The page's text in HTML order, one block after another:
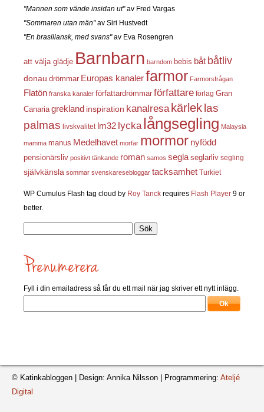
"Mannen som vände insidan ut"av Fred Vargas
"Sommaren utan män"av Siri Hustvedt
"En brasiliansk, med svans"av Eva Rosengren
att välja glädje Barnbarn barndom bebis båt båtliv
donau drömmar Europas kanalerfarmor Farmorsfrågan
Flatön franska kanaler författardrömmar författare förlag Gran
Canaria grekland inspiration kanalresa kärlek las
palmas livskvalitet lm32 lycka långsegling Malaysia
mamma manus Medelhavet morfar mormor nyfödd
pensionärsliv positivt tänkande roman samos segla seglarliv segling
självkänsla sommar svenskaresebloggar tacksamhet Turkiet
WP Cumulus Flash tag cloud by Roy Tanck requires Flash Player 9 or
better.
Fyll i din emailadress så får du ett mail när jag skriver ett nytt inlägg.
© Katinkabloggen | Design: Annika Nilsson | Programmering: Ateljé
Digital